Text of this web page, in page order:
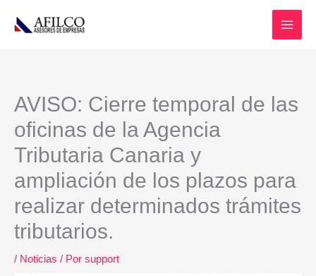
AVISO: Cierre temporal de las
oficinas de la Agencia
Tributaria Canaria y
ampliación de los plazos para
realizar determinados trámites
tributarios.
/ Noticias / Por support